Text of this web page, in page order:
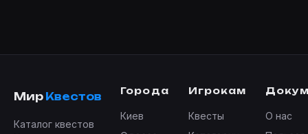
Мир Квестов
Каталог квестов
Города
Киев
Игрокам
Квесты
О нас